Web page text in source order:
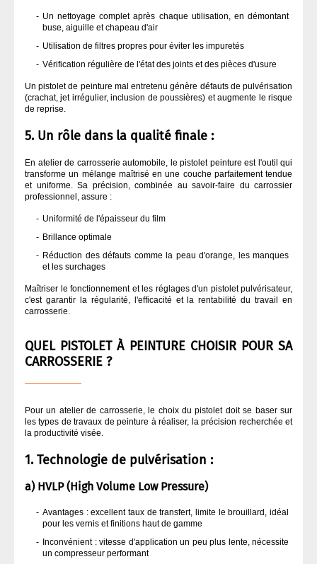
Un nettoyage complet après chaque utilisation, en démontant
buse, aiguille et chapeau d'air
Utilisation de filtres propres pour éviter les impuretés
Vérification régulière de l'état des joints et des pièces d'usure
Un pistolet de peinture mal entretenu génère défauts de pulvérisation
(crachat, jet irrégulier, inclusion de poussières) et augmente le risque
de reprise.
5. Un rôle dans la qualité finale :
En atelier de carrosserie automobile, le pistolet peinture est l'outil qui
transforme un mélange maîtrisé en une couche parfaitement tendue
et uniforme. Sa précision, combinée au savoir-faire du carrossier
professionnel, assure :
Uniformité de l'épaisseur du film
Brillance optimale
Réduction des défauts comme la peau d'orange, les manques
et les surchages
Maîtriser le fonctionnement et les réglages d'un pistolet pulvérisateur,
c'est garantir la régularité, l'efficacité et la rentabilité du travail en
carrosserie.
QUEL PISTOLET À PEINTURE CHOISIR POUR SA
CARROSSERIE ?
Pour un atelier de carrosserie, le choix du pistolet doit se baser sur
les types de travaux de peinture à réaliser, la précision recherchée et
la productivité visée.
1. Technologie de pulvérisation :
a) HVLP (High Volume Low Pressure)
Avantages : excellent taux de transfert, limite le brouillard, idéal
pour les vernis et finitions haut de gamme
Inconvénient : vitesse d'application un peu plus lente, nécessite
un compresseur performant